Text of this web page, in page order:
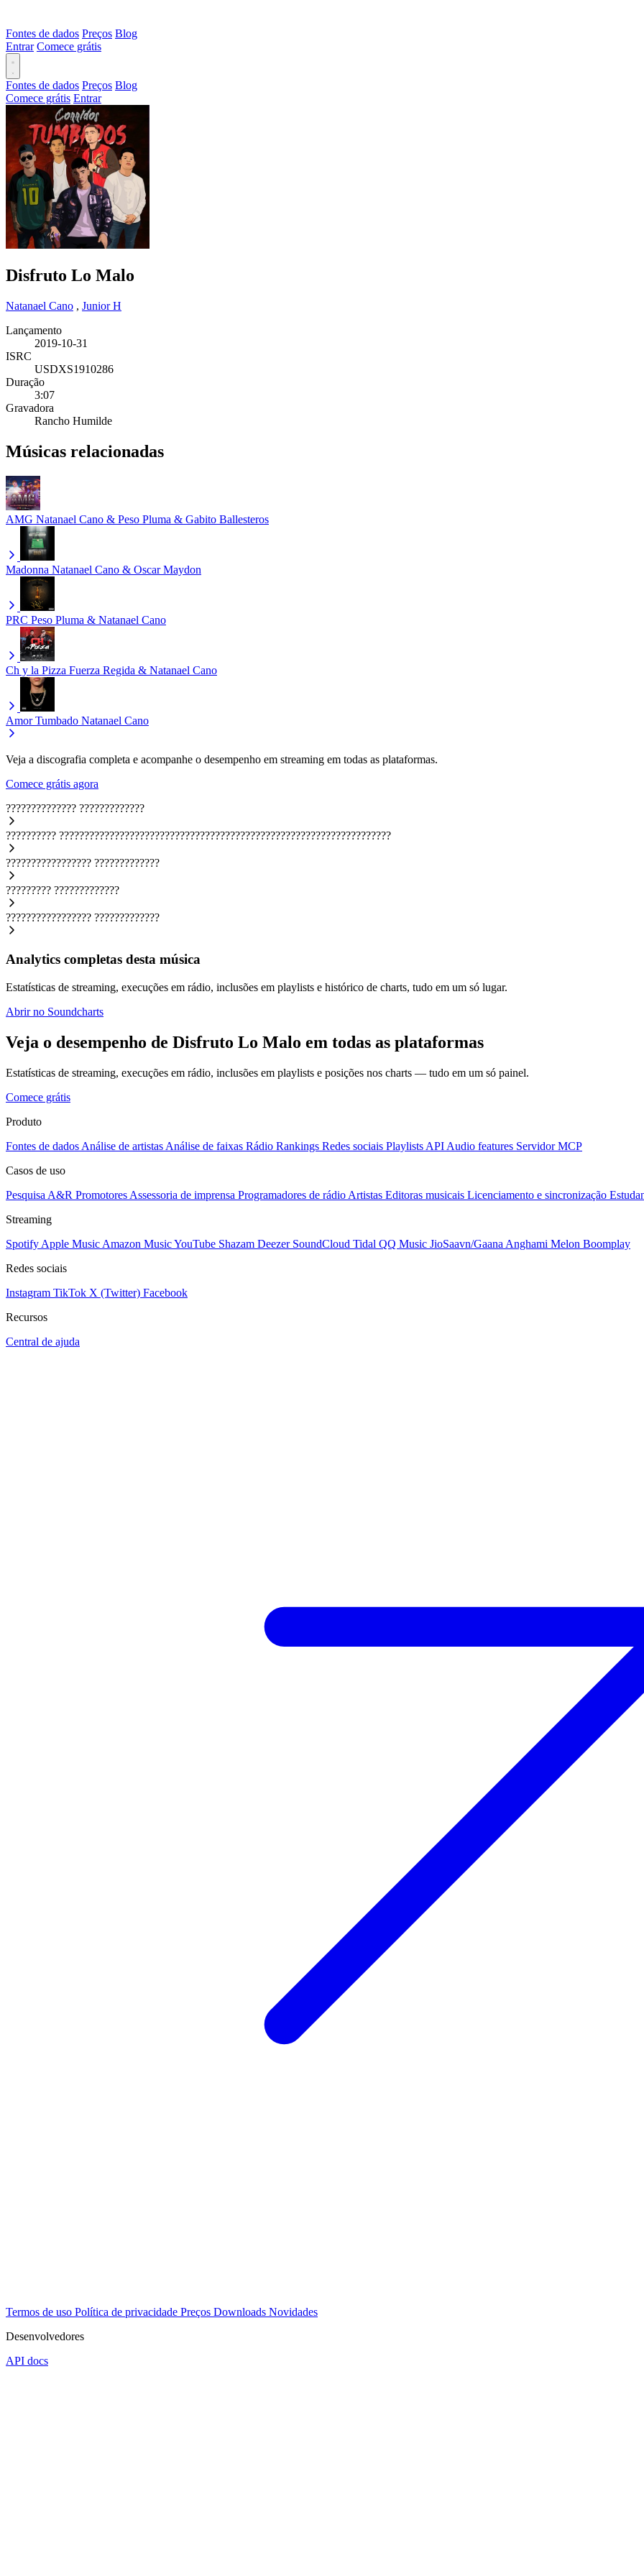
Fontes de dados Preços Blog
Entrar Comece grátis
Fontes de dados Preços Blog
Comece grátis Entrar
Disfruto Lo Malo
Natanael Cano , Junior H
Lançamento
2019-10-31
ISRC
USDXS1910286
Duração
3:07
Gravadora
Rancho Humilde
Músicas relacionadas
AMG Natanael Cano & Peso Pluma & Gabito Ballesteros
Madonna Natanael Cano & Oscar Maydon
PRC Peso Pluma & Natanael Cano
Ch y la Pizza Fuerza Regida & Natanael Cano
Amor Tumbado Natanael Cano
Veja a discografia completa e acompanhe o desempenho em streaming em todas as plataformas.
Comece grátis agora
?????????????? ?????????????
?????????? ??????????????????????????????????????????????????????????????????
????????????????? ?????????????
????????? ?????????????
????????????????? ?????????????
Analytics completas desta música
Estatísticas de streaming, execuções em rádio, inclusões em playlists e histórico de charts, tudo em um só lugar.
Abrir no Soundcharts
Veja o desempenho de Disfruto Lo Malo em todas as plataformas
Estatísticas de streaming, execuções em rádio, inclusões em playlists e posições nos charts — tudo em um só painel.
Comece grátis
Produto
Fontes de dados Análise de artistas Análise de faixas Rádio Rankings Redes sociais Playlists API Audio features Servidor MCP
Casos de uso
Pesquisa A&R Promotores Assessoria de imprensa Programadores de rádio Artistas Editoras musicais Licenciamento e sincronização
Streaming
Spotify Apple Music Amazon MusicYouTube Shazam Deezer SoundCloud Tidal QQ Music JioSaavn/Gaana Anghami Melon Boomplay
Redes sociais
Instagram TikTok X (Twitter) Facebook
Recursos
Central de ajuda
Termos de uso Política de privacidade Preços Downloads Novidades
Desenvolvedores
API docs